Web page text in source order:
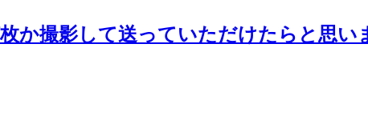
か撮影して送っていただけたらと思い